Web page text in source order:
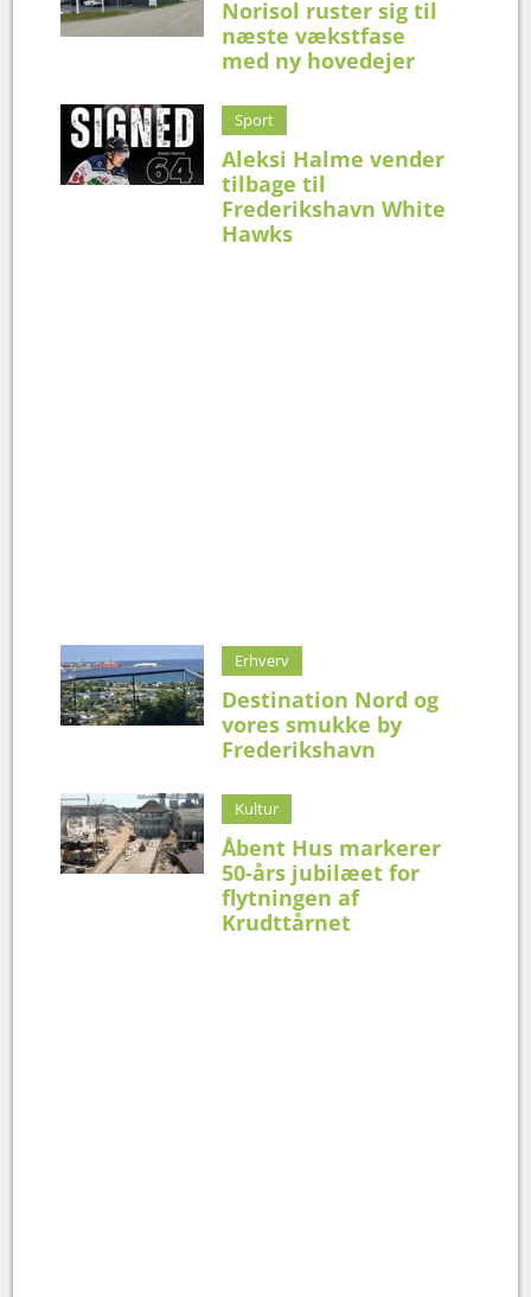
Norisol ruster sig til
næste vækstfase
med ny hovedejer
Sport
Aleksi Halme vender
tilbage til
Frederikshavn White
Hawks
Erhverv
Destination Nord og
vores smukke by
Frederikshavn
Kultur
Åbent Hus markerer
50-års jubilæet for
flytningen af
Krudttårnet